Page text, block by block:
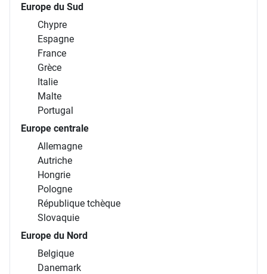
Europe du Sud
Chypre
Espagne
France
Grèce
Italie
Malte
Portugal
Europe centrale
Allemagne
Autriche
Hongrie
Pologne
République tchèque
Slovaquie
Europe du Nord
Belgique
Danemark